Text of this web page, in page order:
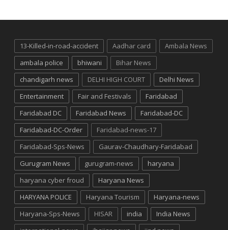
13-Killed-in-road-accident Aadhar card
Ambala News
ambala police
bhiwani
Bihar News
chandigarh news
DELHI HIGH COURT
Delhi News
Entertainment
Fair and Festivals
Faridabad
Faridabad DC
Faridabad News
Faridabad-DC
Faridabad-DC-Order
Faridabad-news-17
Faridabad-Sps-News
Gaurav-Chaudhary-Faridabad
Gurugram News
gurugram-news
haryana
haryana cyber froud
Haryana News
HARYANA POLICE
Haryana Tourism
Haryana-news
Haryana-Sps-News
HISAR india
India News